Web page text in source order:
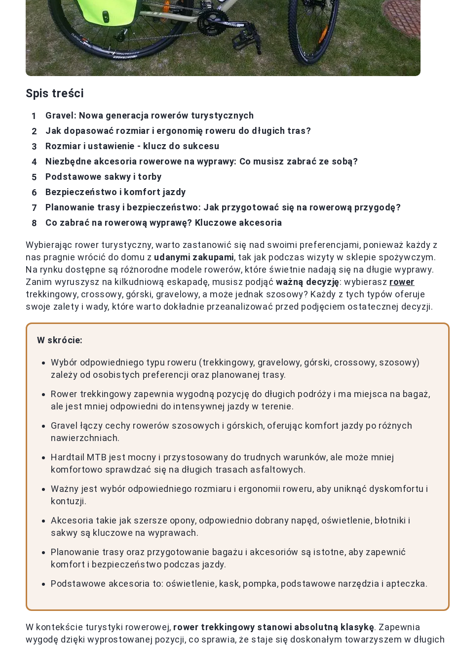
Spis treści
Gravel: Nowa generacja rowerów turystycznych
Jak dopasować rozmiar i ergonomię roweru do długich tras?
Rozmiar i ustawienie - klucz do sukcesu
Niezbędne akcesoria rowerowe na wyprawy: Co musisz zabrać ze sobą?
Podstawowe sakwy i torby
Bezpieczeństwo i komfort jazdy
Planowanie trasy i bezpieczeństwo: Jak przygotować się na rowerową przygodę?
Co zabrać na rowerową wyprawę? Kluczowe akcesoria
Wybierając rower turystyczny, warto zastanowić się nad swoimi preferencjami, ponieważ każdy z
nas pragnie wrócić do domu z udanymi zakupami, tak jak podczas wizyty w sklepie spożywczym.
Na rynku dostępne są różnorodne modele rowerów, które świetnie nadają się na długie wyprawy.
Zanim wyruszysz na kilkudniową eskapadę, musisz podjąćważną decyzję: wybierasz rower
trekkingowy, crossowy, górski, gravelowy, a może jednak szosowy? Każdy z tych typów oferuje
swoje zalety i wady, które warto dokładnie przeanalizować przed podjęciem ostatecznej decyzji.
W skrócie:
Wybór odpowiedniego typu roweru (trekkingowy, gravelowy, górski, crossowy, szosowy)
zależy od osobistych preferencji oraz planowanej trasy.
Rower trekkingowy zapewnia wygodną pozycję do długich podróży i ma miejsca na bagaż,
ale jest mniej odpowiedni do intensywnej jazdy w terenie.
Gravel łączy cechy rowerów szosowych i górskich, oferując komfort jazdy po różnych
nawierzchniach.
Hardtail MTB jest mocny i przystosowany do trudnych warunków, ale może mniej
komfortowo sprawdzać się na długich trasach asfaltowych.
Ważny jest wybór odpowiedniego rozmiaru i ergonomii roweru, aby uniknąć dyskomfortu i
kontuzji.
Akcesoria takie jak szersze opony, odpowiednio dobrany napęd, oświetlenie, błotniki i
sakwy są kluczowe na wyprawach.
Planowanie trasy oraz przygotowanie bagażu i akcesoriów są istotne, aby zapewnić
komfort i bezpieczeństwo podczas jazdy.
Podstawowe akcesoria to: oświetlenie, kask, pompka, podstawowe narzędzia i apteczka.
W kontekście turystyki rowerowej, rower trekkingowy stanowi absolutną klasykę. Zapewnia
wygodę dzięki wyprostowanej pozycji, co sprawia, że staje się doskonałym towarzyszem w długich